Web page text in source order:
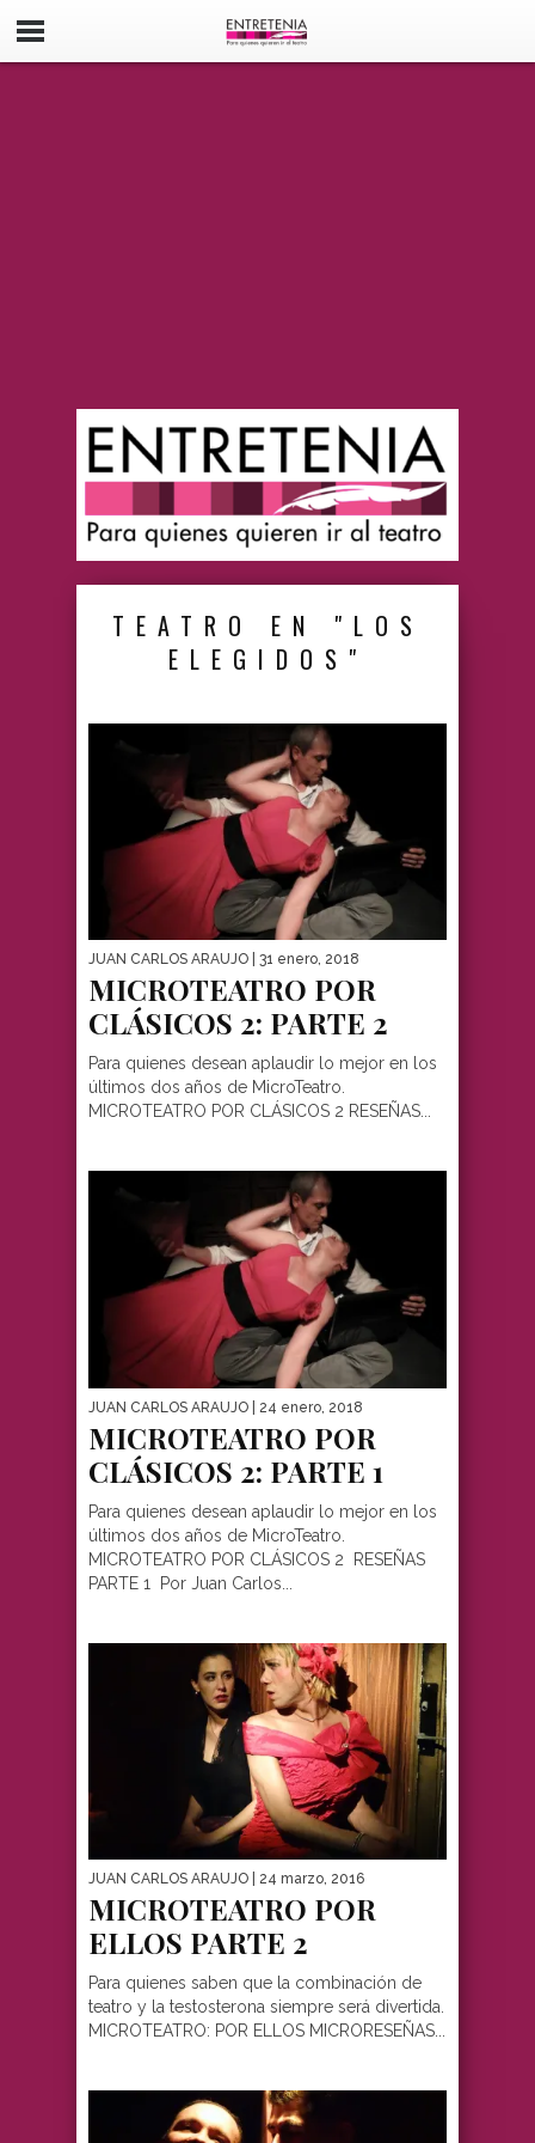
TEATRO EN "LOS
ELEGIDOS"
JUAN CARLOS ARAUJO | 31 enero, 2018
MICROTEATRO POR
CLÁSICOS 2: PARTE 2
Para quienes desean aplaudir lo mejor en los
últimos dos años de MicroTeatro.
MICROTEATRO POR CLÁSICOS 2 RESEÑAS...
JUAN CARLOS ARAUJO | 24 enero, 2018
MICROTEATRO POR
CLÁSICOS 2: PARTE 1
Para quienes desean aplaudir lo mejor en los
últimos dos años de MicroTeatro.
MICROTEATRO POR CLÁSICOS 2 RESEÑAS
PARTE 1 Por Juan Carlos...
JUAN CARLOS ARAUJO | 24 marzo, 2016
MICROTEATRO POR
ELLOS PARTE 2
Para quienes saben que la combinación de
teatro y la testosterona siempre será divertida.
MICROTEATRO: POR ELLOS MICRORESEÑAS...